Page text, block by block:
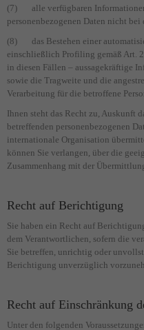
(7) alle verfügbaren
personenbezogenen Daten nicht bei
(8) das Bestehen einer
einschließlich Profiling gemäß Art.
in diesen Fällen – aussagekräftige
sowie die Tragweite und die
Verarbeitung für die betroffene
Ihnen steht das Recht zu, Auskunft
betreffenden personenbezogenen
internationale Organisation
können Sie verlangen, über die
Zusammenhang mit der
Recht auf Berichtigung
Sie haben ein Recht auf
dem Verantwortlichen, sofern die
Sie betreffen, unrichtig oder
Berichtigung unverzüglich
Recht auf Einschränkung
Unter den folgenden